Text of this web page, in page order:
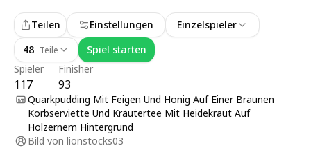
Spieler
117
Finisher
93
Teilen Einstellungen
Einzelspieler
48 Teile Spiel starten
Quarkpudding Mit Feigen Und Honig Auf Einer Braunen
Korbserviette Und Kräutertee Mit Heidekraut Auf
Hölzernem Hintergrund
Bild von lionstocks03